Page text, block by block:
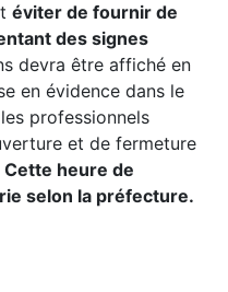
éviter de fournir de
des signes
devra être affiché en
en évidence dans le
professionnels
et de fermeture
Cette heure de
selon la préfecture.